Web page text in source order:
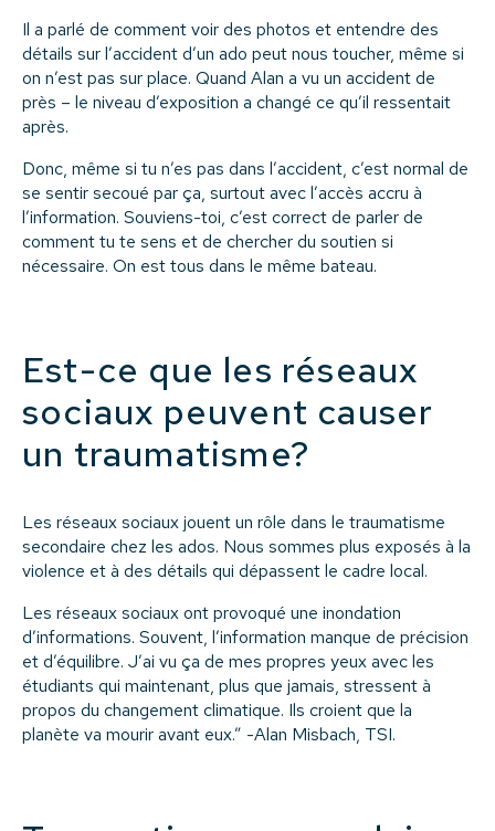
Il a parlé de comment voir des photos et entendre des
détails sur l’accident d’un ado peut nous toucher, même si
on n’est pas sur place. Quand Alan a vu un accident de
près – le niveau d’exposition a changé ce qu’il ressentait
après.
Donc, même si tu n’es pas dans l’accident, c’est normal de
se sentir secoué par ça, surtout avec l’accès accru à
l’information. Souviens-toi, c’est correct de parler de
comment tu te sens et de chercher du soutien si
nécessaire. On est tous dans le même bateau.
Est-ce que les réseaux
sociaux peuvent causer
un traumatisme?
Les réseaux sociaux jouent un rôle dans le traumatisme
secondaire chez les ados. Nous sommes plus exposés à la
violence et à des détails qui dépassent le cadre local.
Les réseaux sociaux ont provoqué une inondation
d’informations. Souvent, l’information manque de précision
et d’équilibre. J’ai vu ça de mes propres yeux avec les
étudiants qui maintenant, plus que jamais, stressent à
propos du changement climatique. Ils croient que la
planète va mourir avant eux.” -Alan Misbach, TSI.